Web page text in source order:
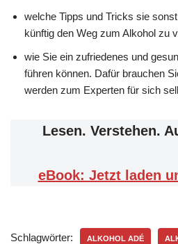
welche Tipps und Tricks sie
künftig den Weg zum Alkohol zu
wie Sie ein zufriedenes und
führen können. Dafür brauchen
werden zum Experten für sich
Lesen. Verstehen.
eBook: Jetzt laden
Schlagwörter: ALKOHOL ADÉ